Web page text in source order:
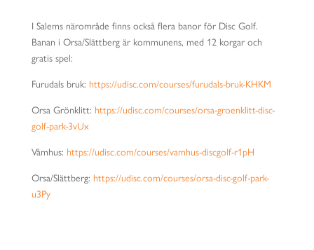
I Salems närområde finns också flera banor för Disc Golf.
Banan i Orsa/Slättberg är kommunens, med 12 korgar och
gratis spel:
Furudals bruk: https://udisc.com/courses/furudals-bruk-KHKM
Orsa Grönklitt: https://udisc.com/courses/orsa-groenklitt-disc-
golf-park-3vUx
Våmhus: https://udisc.com/courses/vamhus-discgolf-r1pH
Orsa/Slättberg: https://udisc.com/courses/orsa-disc-golf-park-
u3Py